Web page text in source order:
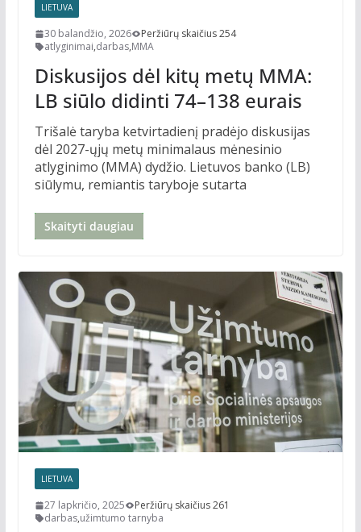
LIETUVA
30 balandžio, 2026
Peržiūrų skaičius 254
atlyginimai,darbas,MMA
Diskusijos dėl kitų metų MMA:
LB siūlo didinti 74–138 eurais
Trišalė taryba ketvirtadienį pradėjo diskusijas
dėl 2027-ųjų metų minimalaus mėnesinio
atlyginimo (MMA) dydžio. Lietuvos banko (LB)
siūlymu, remiantis taryboje sutarta
Skaityti daugiau
LIETUVA
27 lapkričio, 2025
Peržiūrų skaičius 261
darbas,užimtumo tarnyba